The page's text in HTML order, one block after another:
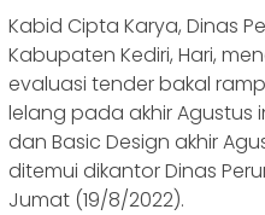
Kabid Cipta Karya, Dinas
Kabupaten Kediri, Hari,
evaluasi tender bakal
lelang pada akhir Agustus
dan Basic Design akhir
ditemui dikantor Dinas
Jumat (19/8/2022).